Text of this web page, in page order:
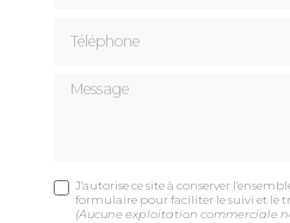
Message
J'autorise ce site à conserver
formulaire pour faciliter le suivi et le
(Aucune exploitation commerciale